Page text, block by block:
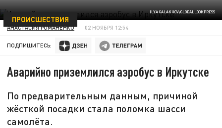
ILYA GALAKHOV/GLOBALLOOKPRESS
ПРОИСШЕСТВИЯ
АНАСТАСИЯ РОМАНЕНКО 02 НОЯБРЯ 12:54
ПОДПИШИТЕСЬ:
Аварийно приземлился аэробус в Иркутске
По предварительным данным, причиной
жёсткой посадки стала поломка шасси
самолёта.